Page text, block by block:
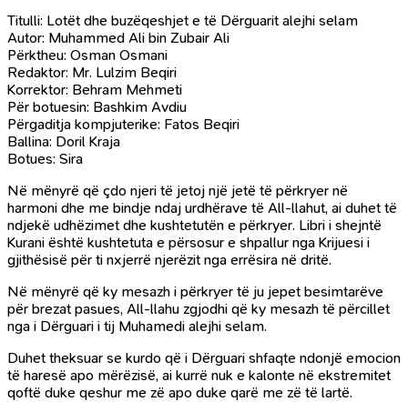
Titulli: Lotët dhe buzëqeshjet e të Dërguarit alejhi selam
Autor: Muhammed Ali bin Zubair Ali
Përktheu: Osman Osmani
Redaktor: Mr. Lulzim Beqiri
Korrektor: Behram Mehmeti
Për botuesin: Bashkim Avdiu
Përgaditja kompjuterike: Fatos Beqiri
Ballina: Doril Kraja
Botues: Sira
Në mënyrë që çdo njeri të jetoj një jetë të përkryer në
harmoni dhe me bindje ndaj urdhërave të All-llahut, ai duhet të
ndjekë udhëzimet dhe kushtetutën e përkryer. Libri i shejntë
Kurani është kushtetuta e përsosur e shpallur nga Krijuesi i
gjithësisë për ti nxjerrë njerëzit nga errësira në dritë.
Në mënyrë që ky mesazh i përkryer të ju jepet besimtarëve
për brezat pasues, All-llahu zgjodhi që ky mesazh të përcillet
nga i Dërguari i tij Muhamedi alejhi selam.
Duhet theksuar se kurdo që i Dërguari shfaqte ndonjë emocion
të haresë apo mërëzisë, ai kurrë nuk e kalonte në ekstremitet
qoftë duke qeshur me zë apo duke qarë me zë të lartë.